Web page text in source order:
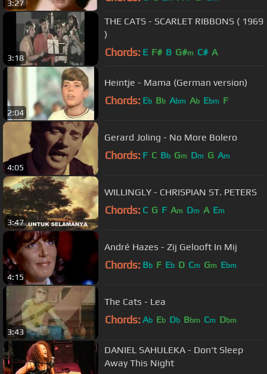
3:27
3:18
THE CATS - SCARLET RIBBONS ( 1969
)
Chords: E F# B G#m C# A
2:04
Heintje - Mama (German version)
Chords: Eb Bb Abm Ab Ebm F
4:05
Gerard Joling - No More Bolero
Chords: F C Bb Gm Dm G Am
3:47
WILLINGLY - CHRISPIAN ST. PETERS
Chords: C G F Am Dm A Em
4:15
André Hazes - Zij Gelooft In Mij
Chords: Bb F Eb D Cm Gm Ebm
3:43
The Cats - Lea
Chords: Ab Eb Db Bbm Cm Dbm
DANIEL SAHULEKA - Don't Sleep
Away This Night